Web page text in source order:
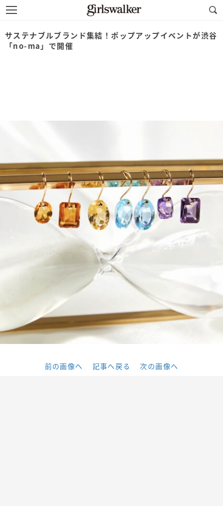
サステナブルブランド集結！ポップアップイベントが渋谷
「no-ma」で開催
前の画像へ 記事へ戻る 次の画像へ